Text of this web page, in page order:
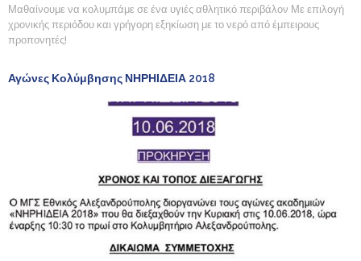
Μαθαίνουμε να κολυμπάμε σε ένα υγιές αθλητικό περιβάλον Με επιλογή
χρονικής περιόδου και γρήγορη εξηκίωση με το νερό από έμπειρους
προπονητές!
Αγώνες Κολύμβησης ΝΗΡΗΙΔΕΙΑ 2018